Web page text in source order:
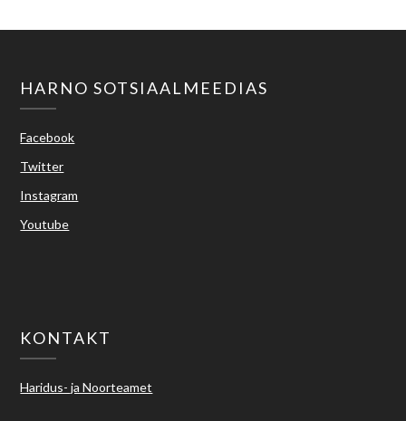
HARNO SOTSIAALMEEDIAS
Facebook
Twitter
Instagram
Youtube
KONTAKT
Haridus- ja Noorteamet